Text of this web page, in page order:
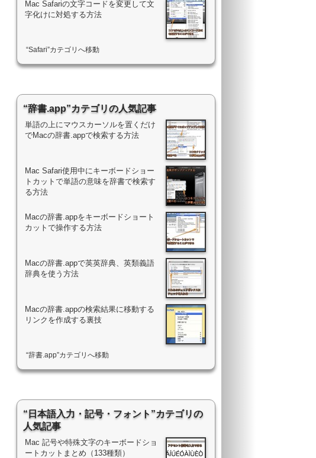
Mac Safariの文字コードを変更して文
字化けに対処する方法
“Safari”カテゴリへ移動
“辞書.app”カテゴリの人気記事
単語の上にマウスカーソルを置くだけ
でMacの辞書.appで検索する方法
Mac Safari使用中にキーボードショー
トカットで単語の意味を辞書で検索す
る方法
Macの辞書.appをキーボードショート
カットで操作する方法
Macの辞書.appで英英辞典、英類義語
辞典を使う方法
Macの辞書.appの検索結果に移動する
リンクを作成する裏技
“辞書.app”カテゴリへ移動
“日本語入力・記号・フォント”カテゴリの
人気記事
Mac 記号や特殊文字のキーボードショ
ートカットまとめ（133種類）